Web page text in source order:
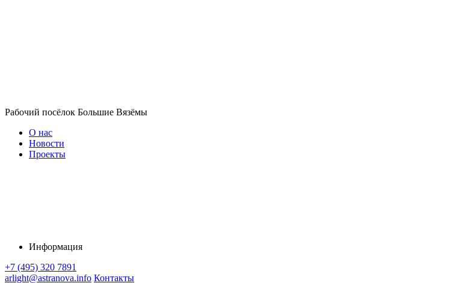
Рабочий посёлок Большие Вязёмы
О нас
Новости
Проекты
Информация
+7 (495) 320 7891
arlight@astranova.info Контакты